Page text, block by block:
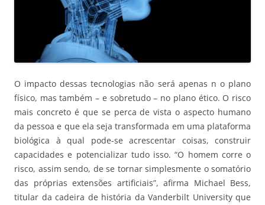
O impacto dessas tecnologias não será apenas n o plano
físico, mas também – e sobretudo – no plano ético. O risco
mais concreto é que se perca de vista o aspecto humano
da pessoa e que ela seja transformada em uma plataforma
biológica à qual pode-se acrescentar coisas, construir
capacidades e potencializar tudo isso. “O homem corre o
risco, assim sendo, de se tornar simplesmente o somatório
das próprias extensões artificiais”, afirma Michael Bess,
titular da cadeira de história da Vanderbilt University que